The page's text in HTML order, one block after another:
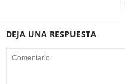
DEJA UNA RESPUESTA